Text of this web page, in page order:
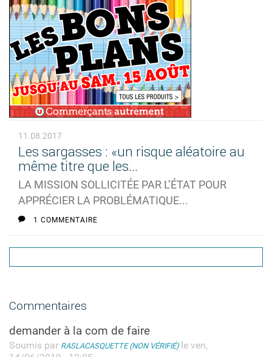
11.08.2017
Les sargasses : «un risque aléatoire au
même titre que les...
LA MISSION SOLLICITÉE PAR L’ÉTAT POUR
APPRÉCIER LA PROBLÉMATIQUE...
1 COMMENTAIRE
Commentaires
demander à la com de faire
Soumis par RASLACASQUETTE (NON VÉRIFIÉ)le ven,